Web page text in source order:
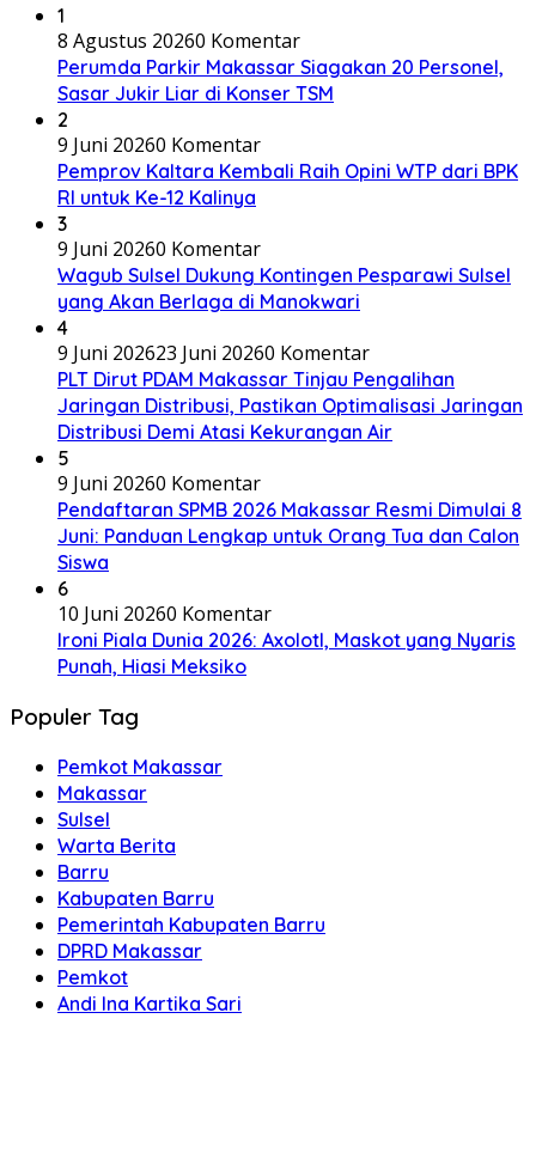
1
8 Agustus 20260 Komentar
Perumda Parkir Makassar Siagakan 20 Personel,
Sasar Jukir Liar di Konser TSM
2
9 Juni 20260 Komentar
Pemprov Kaltara Kembali Raih Opini WTP dari BPK
RI untuk Ke-12 Kalinya
3
9 Juni 20260 Komentar
Wagub Sulsel Dukung Kontingen Pesparawi Sulsel
yang Akan Berlaga di Manokwari
4
9 Juni 202623 Juni 20260 Komentar
PLT Dirut PDAM Makassar Tinjau Pengalihan
Jaringan Distribusi, Pastikan Optimalisasi Jaringan
Distribusi Demi Atasi Kekurangan Air
5
9 Juni 20260 Komentar
Pendaftaran SPMB 2026 Makassar Resmi Dimulai 8
Juni: Panduan Lengkap untuk Orang Tua dan Calon
Siswa
6
10 Juni 20260 Komentar
Ironi Piala Dunia 2026: Axolotl, Maskot yang Nyaris
Punah, Hiasi Meksiko
Populer Tag
Pemkot Makassar
Makassar
Sulsel
Warta Berita
Barru
Kabupaten Barru
Pemerintah Kabupaten Barru
DPRD Makassar
Pemkot
Andi Ina Kartika Sari